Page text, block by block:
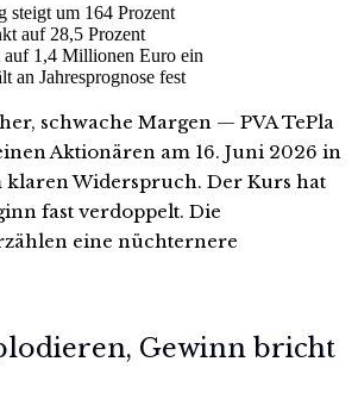
steigt um 164 Prozent
auf 28,5 Prozent
1,4 Millionen Euro ein
an Jahresprognose fest
schwache Margen — PVA TePla
Aktionären am 16. Juni 2026 in
klaren Widerspruch. Der Kurs hat
fast verdoppelt. Die
eine nüchternere
Gewinn bricht